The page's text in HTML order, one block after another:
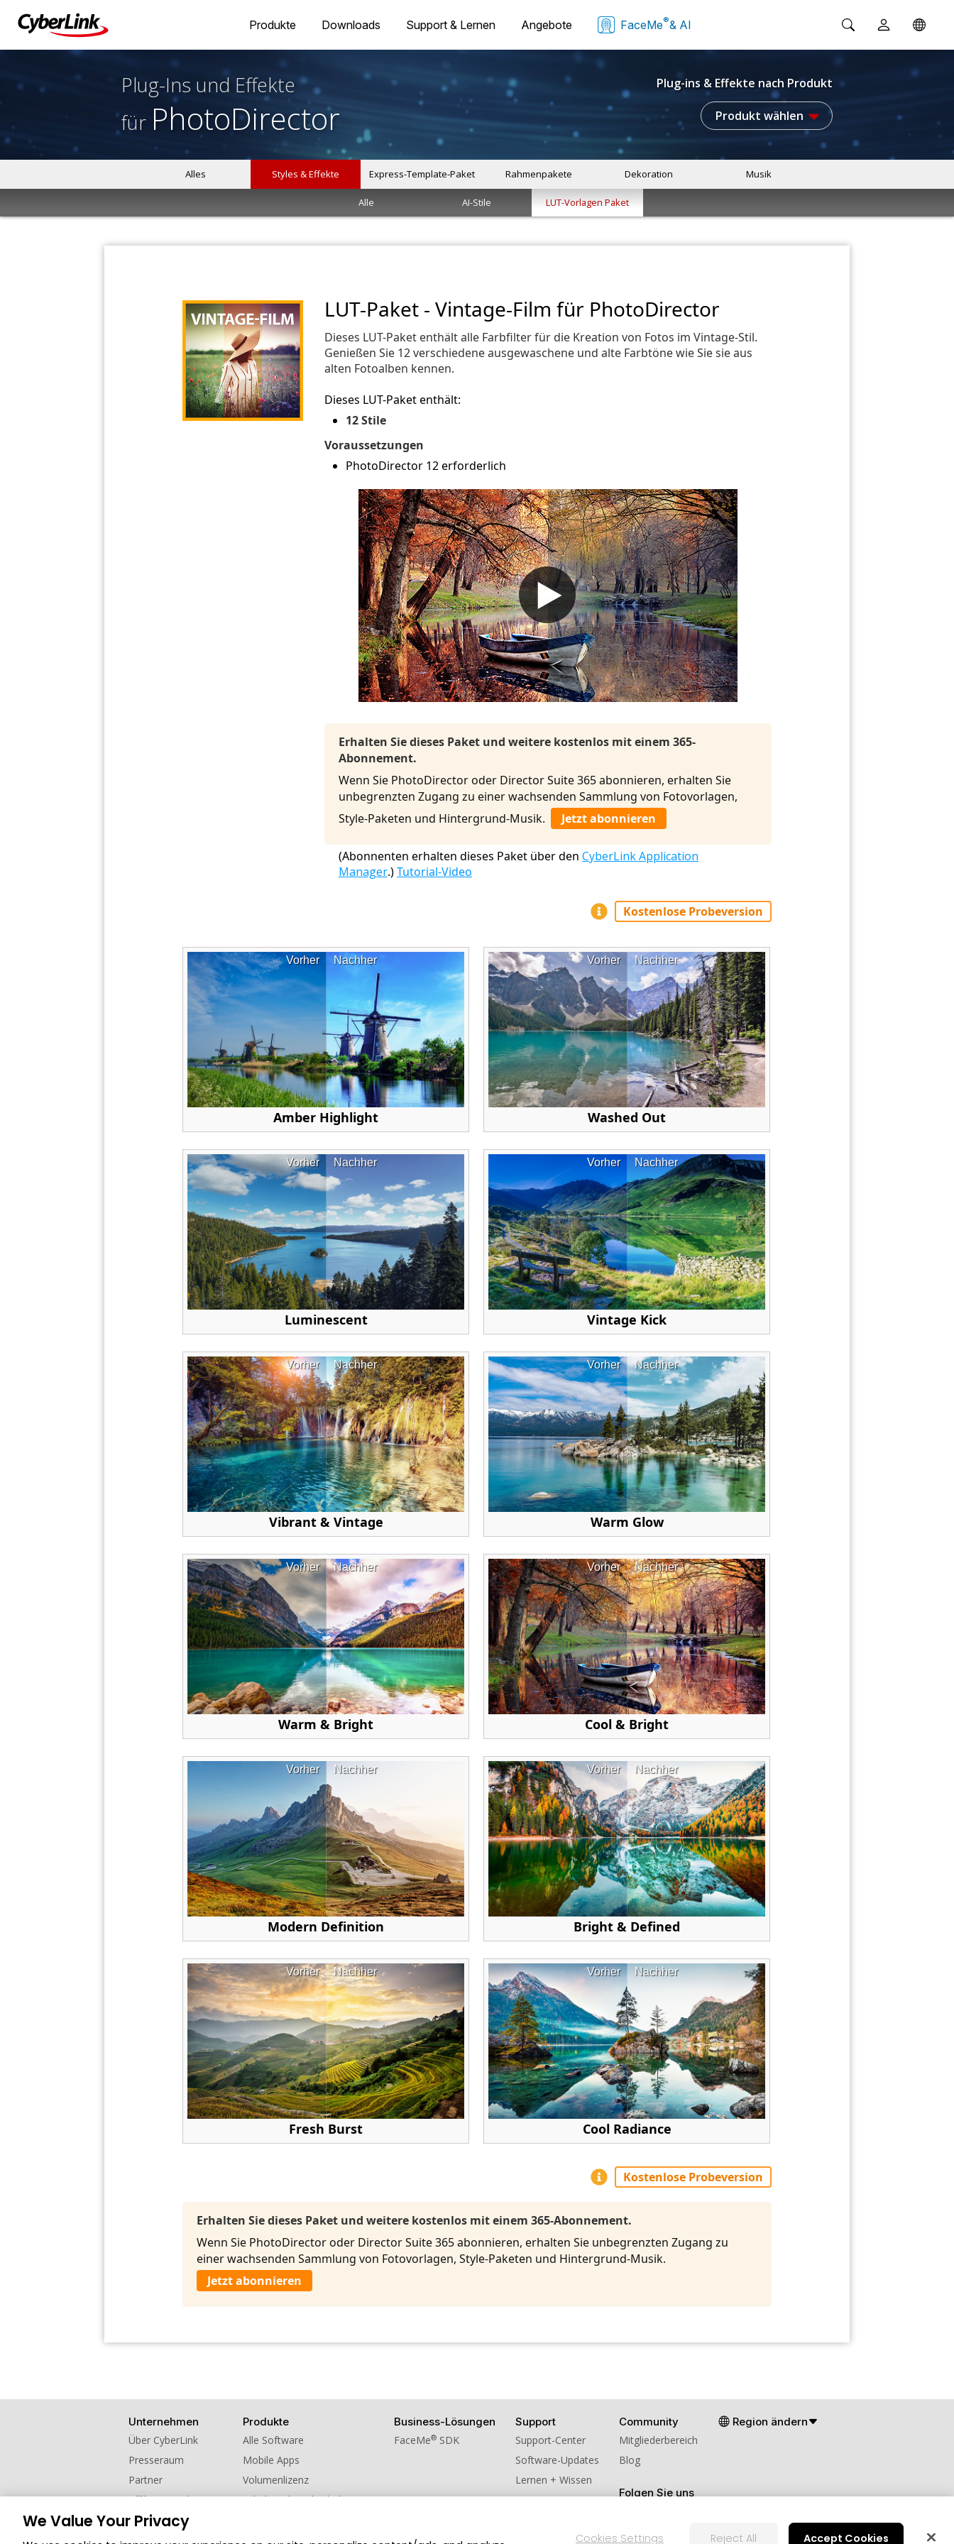
Produkte Downloads Support & Lernen Angebote FaceMe®& AI
Plug-Ins und Effekte
für PhotoDirector
Plug-ins & Effekte nach Produkt
Produkt wählen
Alles Styles & Effekte Express-Template-Paket Rahmenpakete Dekoration Musik
Alle AI-Stile LUT-Vorlagen Paket
LUT-Paket - Vintage-Film für PhotoDirector
Dieses LUT-Paket enthält alle Farbfilter für die Kreation von Fotos im Vintage-Stil.
Genießen Sie 12 verschiedene ausgewaschene und alte Farbtöne wie Sie sie aus
alten Fotoalben kennen.
Dieses LUT-Paket enthält:
12 Stile
Voraussetzungen
PhotoDirector 12 erforderlich
Erhalten Sie dieses Paket und weitere kostenlos mit einem 365-
Abonnement.
Wenn Sie PhotoDirector oder Director Suite 365 abonnieren, erhalten Sie
unbegrenzten Zugang zu einer wachsenden Sammlung von Fotovorlagen,
Style-Paketen und Hintergrund-Musik.
Jetzt abonnieren
(Abonnenten erhalten dieses Paket über den CyberLink Application
Manager.)Tutorial-Video
Kostenlose Probeversion
Nachher
Vorher
Amber Highlight
Nachher
Vorher
Washed Out
Nachher
Vorher
Luminescent
Nachher
Vorher
Vintage Kick
Nachher
Vorher
Vibrant & Vintage
Nachher
Vorher
Warm Glow
Nachher
Vorher
Warm & Bright
Nachher
Vorher
Cool & Bright
Nachher
Vorher
Modern Definition
Nachher
Vorher
Bright & Defined
Nachher
Vorher
Fresh Burst
Nachher
Vorher
Cool Radiance
Kostenlose Probeversion
Erhalten Sie dieses Paket und weitere kostenlos mit einem 365-Abonnement.
Wenn Sie PhotoDirector oder Director Suite 365 abonnieren, erhalten Sie unbegrenzten Zugang zu
einer wachsenden Sammlung von Fotovorlagen, Style-Paketen und Hintergrund-Musik.
Jetzt abonnieren
Unternehmen
Über CyberLink
Presseraum
Partner
Affiliate werden
Kontaktieren Sie uns
Produkte
Alle Software
Mobile Apps
Volumenlizenz
Schul- und Hochschulversion
Business-Lösungen
FaceMe® SDK
Support
Support-Center
Software-Updates
Lernen + Wissen
Community
Mitgliederbereich
Blog
Folgen Sie uns
Region ändern
We Value Your Privacy
Cookies Settings Reject All Accept Cookies